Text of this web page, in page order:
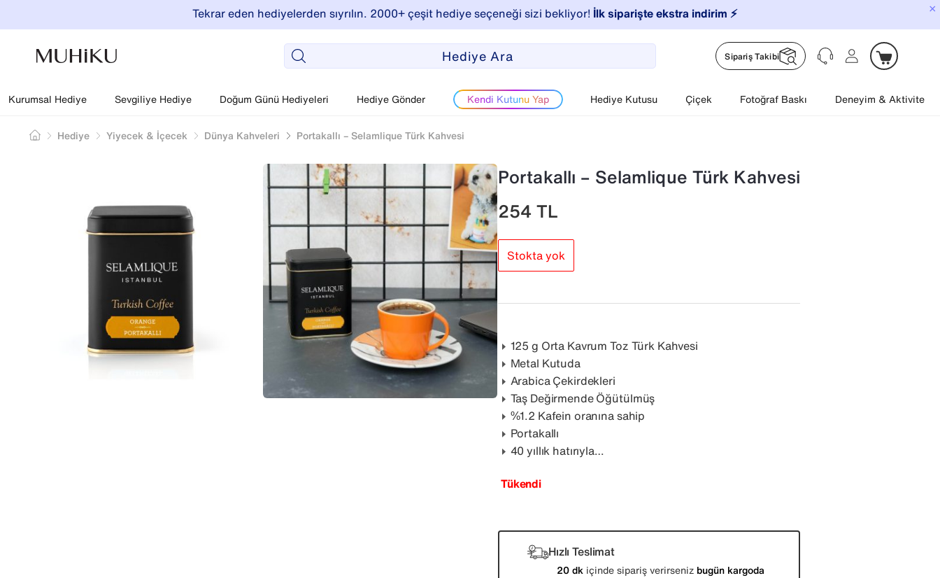
×
Tekrar eden hediyelerden sıyrılın. 2000+ çeşit hediye seçeneği sizi bekliyor! İlk siparişte ekstra indirim ⚡️
Sipariş Takibi
Kurumsal Hediye Sevgiliye Hediye Doğum Günü Hediyeleri Hediye Gönder Kendi Kutunu Yap Hediye Kutusu Çiçek Fotoğraf Baskı Deneyim & Aktivite
Hediye Yiyecek & İçecek Dünya Kahveleri Portakallı – Selamlique Türk Kahvesi
Portakallı – Selamlique Türk Kahvesi
254 TL
Stokta yok
125 g Orta Kavrum Toz Türk Kahvesi
Metal Kutuda
Arabica Çekirdekleri
Taş Değirmende Öğütülmüş
%1.2 Kafein oranına sahip
Portakallı
40 yıllık hatırıyla…
Tükendi
Hızlı Teslimat
20 dk içinde sipariş verirseniz bugün kargoda